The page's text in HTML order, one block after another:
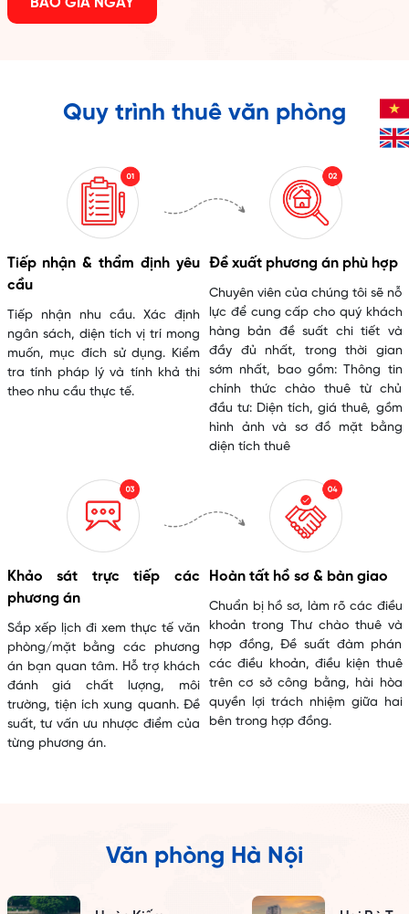
BÁO GIÁ NGAY
Quy trình thuê văn phòng
Tiếp nhận & thẩm định yêu
cầu
Tiếp nhận nhu cầu. Xác định
ngân sách, diện tích vị trí mong
muốn, mục đích sử dụng. Kiểm
tra tính pháp lý và tính khả thi
theo nhu cầu thực tế.
Đề xuất phương án phù hợp
Chuyên viên của chúng tôi sẽ nỗ
lực để cung cấp cho quý khách
hàng bản đề suất chi tiết và
đầy đủ nhất, trong thời gian
sớm nhất, bao gồm: Thông tin
chính thức chào thuê từ chủ
đầu tư: Diện tích, giá thuê, gồm
hình ảnh và sơ đồ mặt bằng
diện tích thuê
Khảo sát trực tiếp các
phương án
Sắp xếp lịch đi xem thực tế văn
phòng/mặt bằng các phương
án bạn quan tâm. Hỗ trợ khách
đánh giá chất lượng, môi
trường, tiện ích xung quanh. Đề
suất, tư vấn ưu nhược điểm của
từng phương án.
Hoàn tất hồ sơ & bàn giao
Chuẩn bị hồ sơ, làm rõ các điều
khoản trong Thư chào thuê và
hợp đồng, Đề suất đàm phán
các điều khoản, điều kiện thuê
trên cơ sở công bằng, hài hòa
quyền lợi trách nhiệm giữa hai
bên trong hợp đồng.
Văn phòng Hà Nội